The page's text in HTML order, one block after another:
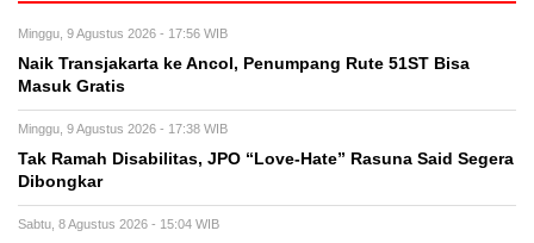
Minggu, 9 Agustus 2026 - 17:56 WIB
Naik Transjakarta ke Ancol, Penumpang Rute 51ST Bisa
Masuk Gratis
Minggu, 9 Agustus 2026 - 17:38 WIB
Tak Ramah Disabilitas, JPO “Love-Hate” Rasuna Said Segera
Dibongkar
Sabtu, 8 Agustus 2026 - 15:04 WIB